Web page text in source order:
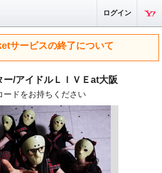
ログイン
サービスの終了について
/アイドルＬＩＶＥat大阪
ドをお持ちください